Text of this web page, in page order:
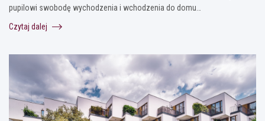
pupilowi swobodę wychodzenia i wchodzenia do domu…
Czytaj dalej